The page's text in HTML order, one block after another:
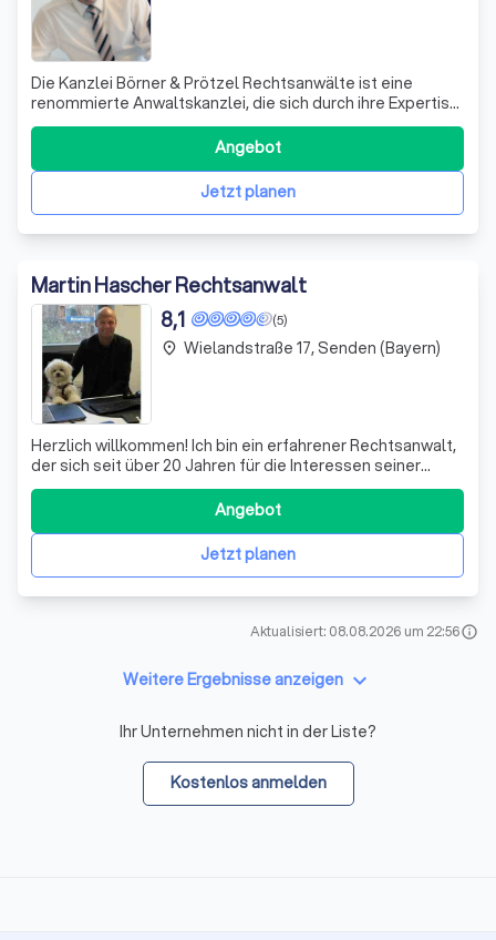
Die Kanzlei Börner & Prötzel Rechtsanwälte ist eine
renommierte Anwaltskanzlei, die sich durch ihre Expertise
in verschiedenen Rechtsgebieten auszeichnet.
Gegründet im Jahr 2013, haben wir uns auf die Bereiche
Gesellschaftsrecht, Arbeitsrecht, Miet- und
Wohnungseigentumsrecht sowie Verkehrsrecht spe
Jetzt planen
Angebot
Martin Hascher Rechtsanwalt
(5)
8,1
Herzlich willkommen! Ich bin ein erfahrener Rechtsanwalt,
der sich seit über 20 Jahren für die Interessen seiner
Mandanten einsetzt. Unabhängig von Ihrer
Einkommenssituation oder Lebensstellung biete ich Ihnen
eine umfassende und individuelle Beratung an. Mein Ziel
ist es, Ihre Probleme zeitnah und
Jetzt planen
Angebot
place Wielandstraße 17, Senden (Bayern)
Aktualisiert: 08.08.2026 um 22:56info
Weitere Ergebnisse anzeigen keyboard_arrow_down
Ihr Unternehmen nicht in der Liste?
Kostenlos anmelden